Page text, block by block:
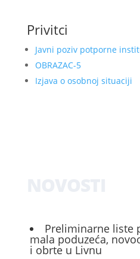
Privitci
Javni poziv potporne
OBRAZAC-5
Izjava o osobnoj situaciji
Preliminarne liste
mala poduzeća,
i obrte u Livnu